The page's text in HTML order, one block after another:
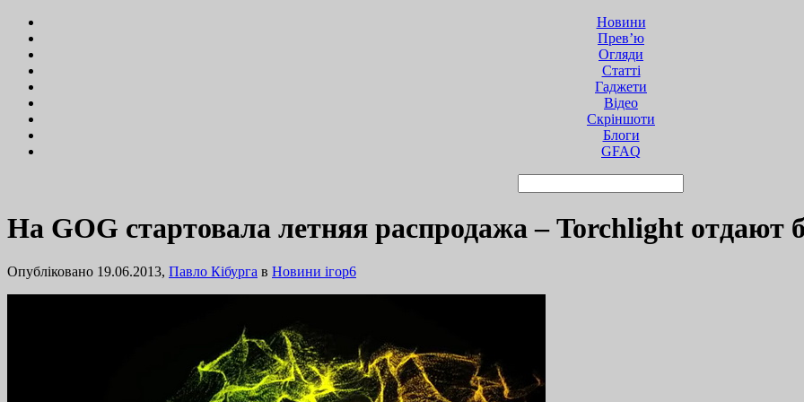
Новини
Прев’ю
Огляди
Статті
Гаджети
Відео
Cкріншоти
Блоги
GFAQ
На GOG стартовала летняя распродажа – Torchlight отдают
Опубліковано 19.06.2013, Павло Кібурга в Новини ігор6